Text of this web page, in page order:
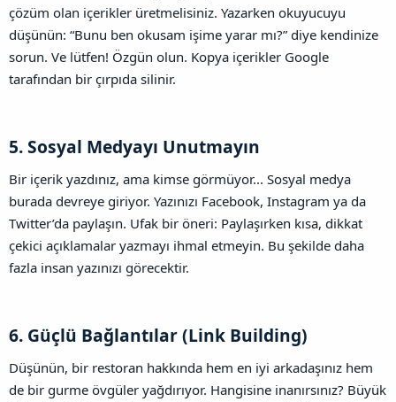
çözüm olan içerikler üretmelisiniz. Yazarken okuyucuyu
düşünün: “Bunu ben okusam işime yarar mı?” diye kendinize
sorun. Ve lütfen! Özgün olun. Kopya içerikler Google
tarafından bir çırpıda silinir.
5. Sosyal Medyayı Unutmayın​
Bir içerik yazdınız, ama kimse görmüyor... Sosyal medya
burada devreye giriyor. Yazınızı Facebook, Instagram ya da
Twitter’da paylaşın. Ufak bir öneri: Paylaşırken kısa, dikkat
çekici açıklamalar yazmayı ihmal etmeyin. Bu şekilde daha
fazla insan yazınızı görecektir.
6. Güçlü Bağlantılar (Link Building)​
Düşünün, bir restoran hakkında hem en iyi arkadaşınız hem
de bir gurme övgüler yağdırıyor. Hangisine inanırsınız? Büyük